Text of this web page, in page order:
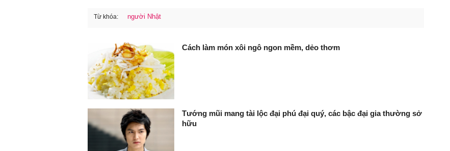
Từ khóa: người Nhật
Cách làm món xôi ngô ngon mềm, dẻo thơm
Tướng mũi mang tài lộc đại phú đại quý, các bậc đại gia thường sở
hữu